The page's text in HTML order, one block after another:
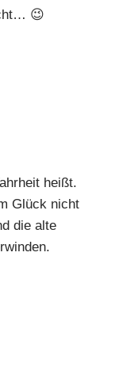
😉
heißt.
Glück nicht
die alte